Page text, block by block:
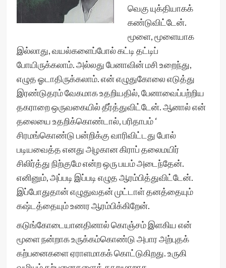
வெகு யுக்தியாகக்
கண்டுவிட்டேன்.
மூளை, மூளையாக
இல்லாது, வயல்களைப்போல் கட்டி தட்டிப்
போயிருக்கலாம். அல்லது பேனாவின் மசி உறைந்து,
எழுத ஓடாதிருக்கலாம். என் எழுதுகோலை எடுத்து
இரண்டுதரம் வேகமாக உதறியதில், பேனாவைப்பற்றிய
தகராறை ஒருவகையில் தீர்த்துவிட்டேன். ஆனால் என்
தலையை உதறிக்கொண்டால், பரிதாபம் ‘
சிரமங்கொண்டு பன்றிக்கு வாரிவிட்டது போல்
படியவைத்த எனது அழகான கிராப் தலைமயிர்
சிலிர்த்து நிற்குமே என்ற ஒரு பயம் அடைந்தேன்.
எனினும், அப்படி இப்படி எழுத ஆரம்பித்துவிட்டேன்.
இப்போதுதான் எழுதுவதன் முட்டாள் தனத்தையும்
கஷ்டத்தையும் உணர ஆரம்பிக்கிறேன்.
கடுங்கோடையானதினால் கொஞ்சம் இளகிய என்
மூளை நன்றாக உருக்கம்கொண்டு அபார அற்புதக்
கற்பனைகளை ஏராளமாகக் கொட்டுகிறது. உருகி